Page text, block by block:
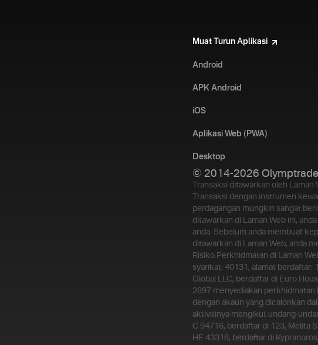
Muat Turun Aplikasi
Android
APK Android
iOS
Aplikasi Web (PWA)
Desktop
© 2014-2026 Olymptrade
Transaksi ditawarkan oleh
Transaksi dengan instrumen
perdagangan mungkin sangat
ditawarkan di Laman Web ini,
anda. Sebelum anda membuat
ditawarkan di Laman Web, anda
Risiko. Perkhidmatan di Laman
syarikat: 40131, alamat berdaftar:
Global LLC, berdaftar di Euro
2897 menyediakan perkhidmatan
dengan akaun yang dicalonkan
aktivitinya mengikut undang-
C 94716, berdaftar di 123, Melita
HE 43318, berdaftar di